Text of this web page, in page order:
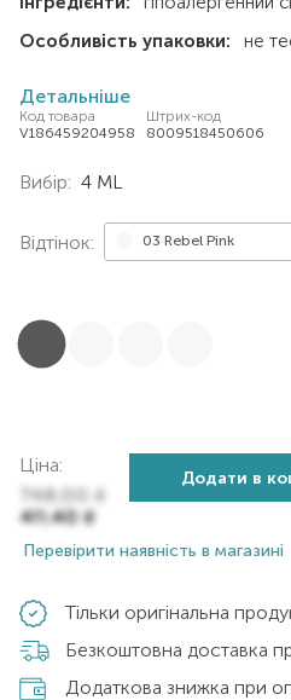
Особливість упаковки:
не
Детальніше
Код товара
V186459204958
Штрих-код
8009518450606
Вибір: 4 ML
Відтінок: 03 Rebel Pink
Ціна:
748,00
411,40₴
Додати в
Перевірити наявність в магазині
Тільки оригінальна
Безкоштовна доставка
Додаткова знижка при